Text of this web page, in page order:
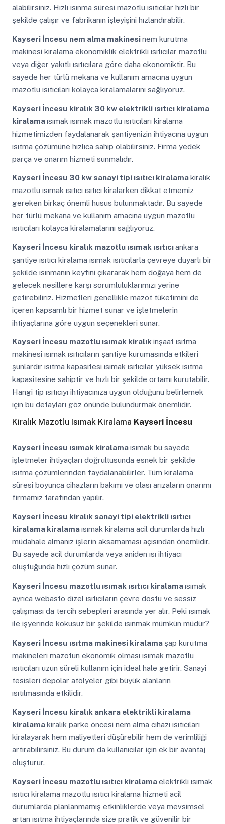
alabilirsiniz. Hızlı ısınma süresi mazotlu ısıtıcılar hızlı bir
şekilde çalışır ve fabrikanın işleyişini hızlandırabilir.
Kayseri İncesu nem alma makinesinem kurutma
makinesi kiralama ekonomiklik elektrikli ısıtıcılar mazotlu
veya diğer yakıtlı ısıtıcılara göre daha ekonomiktir. Bu
sayede her türlü mekana ve kullanım amacına uygun
mazotlu ısıtıcıları kolayca kiralamalarını sağlıyoruz.
Kayseri İncesu kiralık 30 kw elektrikli ısıtıcı kiralama
kiralamaısımak ısımak mazotlu ısıtıcıları kiralama
hizmetimizden faydalanarak şantiyenizin ihtiyacına uygun
ısıtma çözümüne hızlıca sahip olabilirsiniz. Firma yedek
parça ve onarım hizmeti sunmalıdır.
Kayseri İncesu 30 kw sanayi tipi ısıtıcı kiralamakiralık
mazotlu ısımak ısıtıcı ısıtıcı kiralarken dikkat etmemiz
gereken birkaç önemli husus bulunmaktadır. Bu sayede
her türlü mekana ve kullanım amacına uygun mazotlu
ısıtıcıları kolayca kiralamalarını sağlıyoruz.
Kayseri İncesu kiralık mazotlu ısımak ısıtıcıankara
şantiye ısıtıcı kiralama ısımak ısıtıcılarla çevreye duyarlı bir
şekilde ısınmanın keyfini çıkararak hem doğaya hem de
gelecek nesillere karşı sorumluluklarımızı yerine
getirebiliriz. Hizmetleri genellikle mazot tüketimini de
içeren kapsamlı bir hizmet sunar ve işletmelerin
ihtiyaçlarına göre uygun seçenekleri sunar.
Kayseri İncesu mazotlu ısımak kiralıkinşaat ısıtma
makinesi ısımak ısıtıcıların şantiye kurumasında etkileri
şunlardır ısıtma kapasitesi ısımak ısıtıcılar yüksek ısıtma
kapasitesine sahiptir ve hızlı bir şekilde ortamı kurutabilir.
Hangi tip ısıtıcıyı ihtiyacınıza uygun olduğunu belirlemek
için bu detayları göz önünde bulundurmak önemlidir.
Kiralık Mazotlu Isımak Kiralama Kayseri İncesu
Kayseri İncesu ısımak kiralamaısımak bu sayede
işletmeler ihtiyaçları doğrultusunda esnek bir şekilde
ısıtma çözümlerinden faydalanabilirler. Tüm kiralama
süresi boyunca cihazların bakımı ve olası arızaların onarımı
firmamız tarafından yapılır.
Kayseri İncesu kiralık sanayi tipi elektrikli ısıtıcı
kiralama kiralamaısımak kiralama acil durumlarda hızlı
müdahale almanız işlerin aksamaması açısından önemlidir.
Bu sayede acil durumlarda veya aniden ısı ihtiyacı
oluştuğunda hızlı çözüm sunar.
Kayseri İncesu mazotlu ısımak ısıtıcı kiralamaısımak
ayrıca webasto dizel ısıtıcıların çevre dostu ve sessiz
çalışması da tercih sebepleri arasında yer alır. Peki ısımak
ile işyerinde kokusuz bir şekilde ısınmak mümkün müdür?
Kayseri İncesu ısıtma makinesi kiralama şap kurutma
makineleri mazotun ekonomik olması ısımak mazotlu
ısıtıcıları uzun süreli kullanım için ideal hale getirir. Sanayi
tesisleri depolar atölyeler gibi büyük alanların
ısıtılmasında etkilidir.
Kayseri İncesu kiralık ankara elektrikli kiralama
kiralamakiralık parke öncesi nem alma cihazı ısıtıcıları
kiralayarak hem maliyetleri düşürebilir hem de verimliliği
artırabilirsiniz. Bu durum da kullanıcılar için ek bir avantaj
oluşturur.
Kayseri İncesu mazotlu ısıtıcı kiralamaelektrikli ısımak
ısıtıcı kiralama mazotlu ısıtıcı kiralama hizmeti acil
durumlarda planlanmamış etkinliklerde veya mevsimsel
artan ısıtma ihtiyaçlarında size pratik ve güvenilir bir